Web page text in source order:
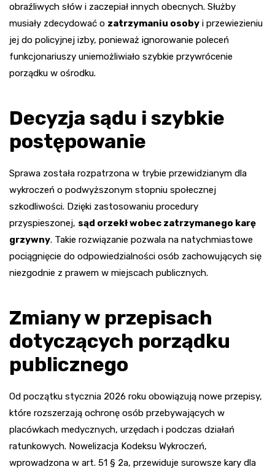
obraźliwych słów i zaczepiał innych obecnych. Służby
musiały zdecydować o zatrzymaniu osoby i przewiezieniu
jej do policyjnej izby, ponieważ ignorowanie poleceń
funkcjonariuszy uniemożliwiało szybkie przywrócenie
porządku w ośrodku.
Decyzja sądu i szybkie
postępowanie
Sprawa została rozpatrzona w trybie przewidzianym dla
wykroczeń o podwyższonym stopniu społecznej
szkodliwości. Dzięki zastosowaniu procedury
przyspieszonej, sąd orzekł wobec zatrzymanego karę
grzywny. Takie rozwiązanie pozwala na natychmiastowe
pociągnięcie do odpowiedzialności osób zachowujących się
niezgodnie z prawem w miejscach publicznych.
Zmiany w przepisach
dotyczących porządku
publicznego
Od początku stycznia 2026 roku obowiązują nowe przepisy,
które rozszerzają ochronę osób przebywających w
placówkach medycznych, urzędach i podczas działań
ratunkowych. Nowelizacja Kodeksu Wykroczeń,
wprowadzona w art. 51 § 2a, przewiduje surowsze kary dla